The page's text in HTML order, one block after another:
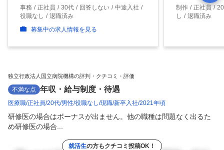
事務
正社員 30代 回答しない
中途入社
役職なし
退職済み
募集中の求人情報を見る
制作
正社員
し
退職済み
独立行政法人国立病院機構の評判・クチコミ・評価
不満な点 年収・給与制度・待遇
医療職 正社員 20代 男性 役職なし 現職 新卒入社 2021年頃
研修医の場合はボーナスが出ません。他の職種は問題なく出るた
め研修医の場合...
就活生の方もクチコミ投稿OK！